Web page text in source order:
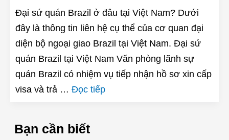
Đại sứ quán Brazil ở đâu tại Việt Nam? Dưới
đây là thông tin liên hệ cụ thể của cơ quan đại
diện bộ ngoại giao Brazil tại Việt Nam. Đại sứ
quán Brazil tại Việt Nam Văn phòng lãnh sự
quán Brazil có nhiệm vụ tiếp nhận hồ sơ xin cấp
visa và trả … Đọc tiếp
Bạn cần biết